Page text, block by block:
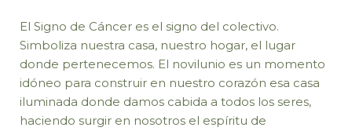
El Signo de Cáncer es el signo del colectivo.
Simboliza nuestra casa, nuestro hogar, el lugar
donde pertenecemos. El novilunio es un momento
idóneo para construir en nuestro corazón esa casa
iluminada donde damos cabida a todos los seres,
haciendo surgir en nosotros el espíritu de